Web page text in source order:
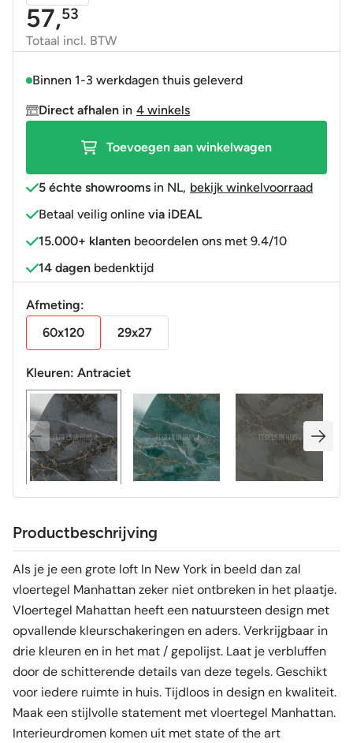
Wandtegel
Manhattan
Midnight
antraciet
60x120
gerectificeerd
57,53
Totaal incl. BTW
Binnen 1-3 werkdagen thuis geleverd
Direct afhalen in 4 winkels
Toevoegen aan winkelwagen
5 échte showrooms in NL, bekijk winkelvoorraad
Betaal veilig online via iDEAL
15.000+ klanten beoordelen ons met 9.4/10
14 dagen bedenktijd
Afmeting:
60x120
29x27
Kleuren: Antraciet
Productbeschrijving
Als je je een grote loft In New York in beeld dan zal
vloertegel Manhattan zeker niet ontbreken in het plaatje.
Vloertegel Mahattan heeft een natuursteen design met
opvallende kleurschakeringen en aders. Verkrijgbaar in
drie kleuren en in het mat / gepolijst. Laat je verbluffen
door de schitterende details van deze tegels. Geschikt
voor iedere ruimte in huis. Tijdloos in design en kwaliteit.
Maak een stijlvolle statement met vloertegel Manhattan.
Interieurdromen komen uit met state of the art